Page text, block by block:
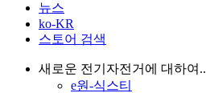
뉴스
ko-KR
스토어 검색
새로운 전기자전거에 대하여..
e원-식스티